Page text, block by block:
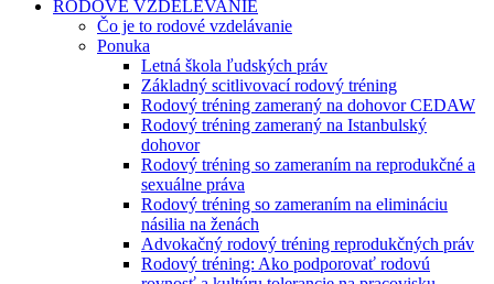
RODOVÉ VZDELÉVANIE
Čo je to rodové vzdelávanie
Ponuka
Letná škola ľudských práv
Základný scitlivovací rodový tréning
Rodový tréning zameraný na dohovor CEDAW
Rodový tréning zameraný na Istanbulský
dohovor
Rodový tréning so zameraním na reprodukčné a
sexuálne práva
Rodový tréning so zameraním na elimináciu
násilia na ženách
Advokačný rodový tréning reprodukčných práv
Rodový tréning: Ako podporovať rodovú